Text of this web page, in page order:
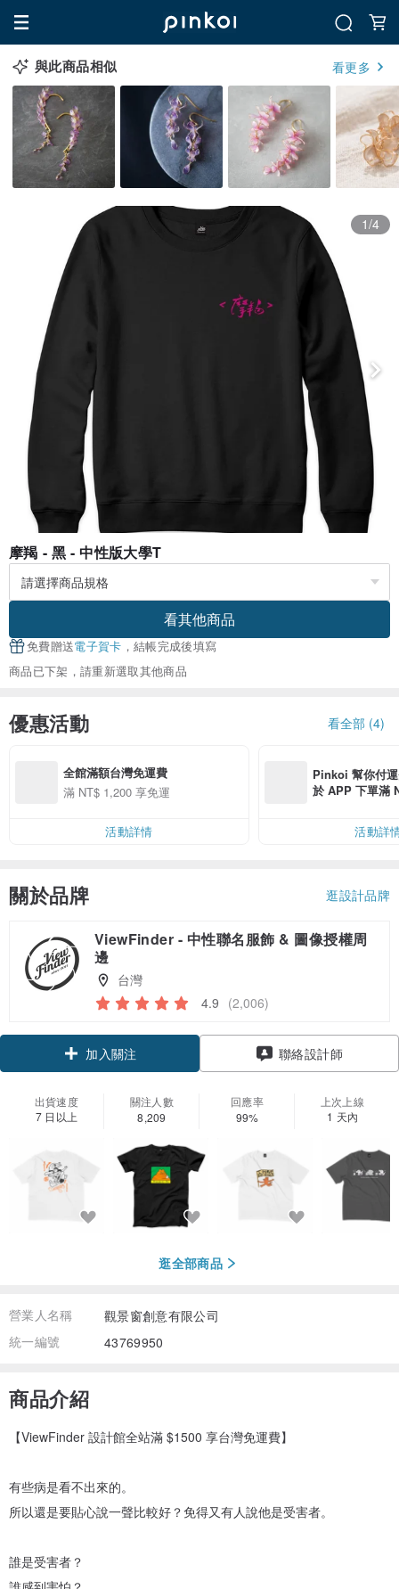
與此商品相似 看更多
1/4
摩羯 - 黑 - 中性版大學T
看其他商品
免費贈送電子賀卡 ，結帳完成後填寫
商品已下架，請重新選取其他商品
優惠活動 看全部 (4)
全館滿額台灣免運費
滿 NT$ 1,200 享免運
活動詳情
Pinkoi 幫你付
於 APP 下單滿
活動詳
關於品牌 逛設計品牌
ViewFinder - 中性聯名服飾 & 圖像授權周
邊
台灣
4.9 (2,006)
加入關注 聯絡設計師
出貨速度
7 日以上
關注人數
8,209
回應率
99%
上次上線
1 天內
逛全部商品
營業人名稱
觀景窗創意有限公司
統一編號
43769950
商品介紹
【ViewFinder 設計館全站滿 $1500 享台灣免運費】
有些病是看不出來的。
所以還是要貼心說一聲比較好？免得又有人說他是受害者。
誰是受害者？